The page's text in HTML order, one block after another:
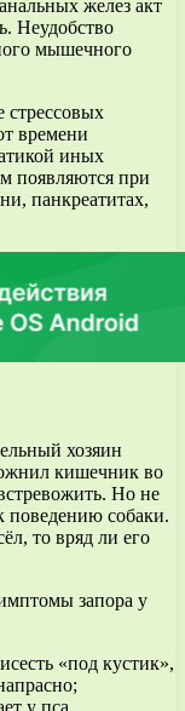
желез акт
Неудобство
мышечного
стрессовых
времени
иных
появляются при
панкреатитах,
хозяин
кишечник во
Но не
поведению собаки.
то вряд ли его
запора у
«под кустик»,
у пса